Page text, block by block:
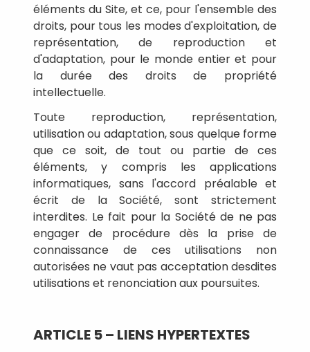
éléments du Site, et ce, pour l'ensemble des
droits, pour tous les modes d'exploitation, de
représentation, de reproduction et
d'adaptation, pour le monde entier et pour
la durée des droits de propriété
intellectuelle.
Toute reproduction, représentation,
utilisation ou adaptation, sous quelque forme
que ce soit, de tout ou partie de ces
éléments, y compris les applications
informatiques, sans l'accord préalable et
écrit de la Société, sont strictement
interdites. Le fait pour la Société de ne pas
engager de procédure dès la prise de
connaissance de ces utilisations non
autorisées ne vaut pas acceptation desdites
utilisations et renonciation aux poursuites.
ARTICLE 5 – LIENS HYPERTEXTES